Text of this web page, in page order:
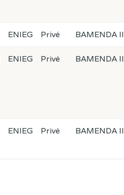
ENIEG Privé BAMENDA II
ENIEG Privé BAMENDA II
ENIEG Privé BAMENDA II